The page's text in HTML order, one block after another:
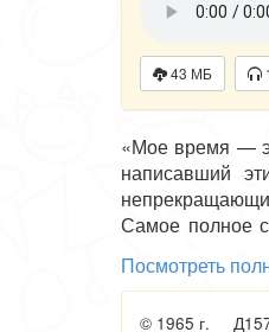
43 МБ
«Мое время —
написавший
Самое полное
ясностью
потом не
Посмотреть
© 1965 г.